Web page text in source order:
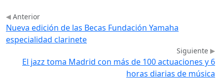
Anterior
Nueva edición de las Becas Fundación Yamaha
especialidad clarinete
Siguiente
El jazz toma Madrid con más de 100 actuaciones y 6
horas diarias de música